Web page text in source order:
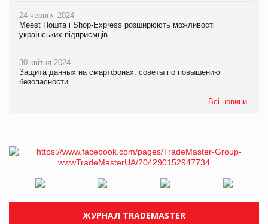
24 червня 2024
Meest Пошта і Shop-Express розширюють можливості
українських підприємців
30 квітня 2024
Защита данных на смартфонах: советы по повышению
безопасности
Всі новини
ЖУРНАЛ TRADEMASTER